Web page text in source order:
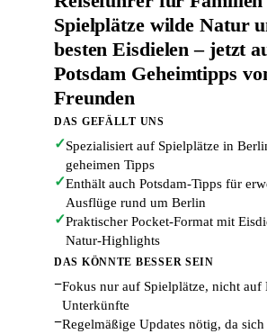
Spielplätze wilde Natur
besten Eisdielen – jetzt
Potsdam Geheimtipps
Freunden
DAS GEFÄLLT UNS
✓Spezialisiert auf Spielplätze in
geheimen Tipps
✓Enthält auch Potsdam-Tipps für
Ausflüge rund um Berlin
✓Praktischer Pocket-Format mit
Natur-Highlights
DAS KÖNNTE BESSER SEIN
−Fokus nur auf Spielplätze, nicht auf
Unterkünfte
−Regelmäßige Updates nötig, da sich